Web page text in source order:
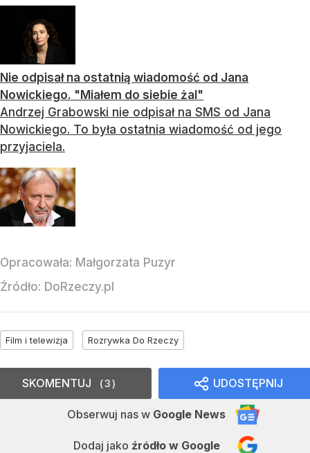
Nie odpisał na ostatnią wiadomość od Jana
Nowickiego. "Miałem do siebie żal"
Andrzej Grabowski nie odpisał na SMS od Jana
Nowickiego. To była ostatnia wiadomość od jego
przyjaciela.
Opracowała: Małgorzata Puzyr
Źródło: DoRzeczy.pl
Film i telewizja Rozrywka Do Rzeczy
UDOSTĘPNIJ
Obserwuj nas w Google News
Dodaj jako źródło w Google
SKOMENTUJ 3